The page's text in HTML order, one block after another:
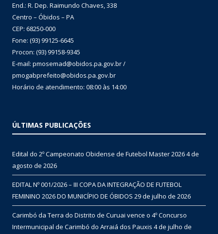
End.: R. Dep. Raimundo Chaves, 338
Centro – Óbidos – PA
CEP: 68250-000
Fone: (93) 99125-6645
Procon: (93) 99158-9345
E-mail: pmosemad@obidos.pa.gov.br /
pmogabprefeito@obidos.pa.gov.br
Horário de atendimento: 08:00 às 14:00
ÚLTIMAS PUBLICAÇÕES
Edital do 2º Campeonato Obidense de Futebol Master 20264 de
agosto de 2026
EDITAL Nº 001/2026 – III COPA DA INTEGRAÇÃO DE FUTEBOL
FEMININO 2026 DO MUNICÍPIO DE ÓBIDOS 29 de julho de 2026
Carimbó da Terra do Distrito de Curuai vence o 4º Concurso
Intermunicipal de Carimbó do Arraiá dos Pauxis 4 de julho de